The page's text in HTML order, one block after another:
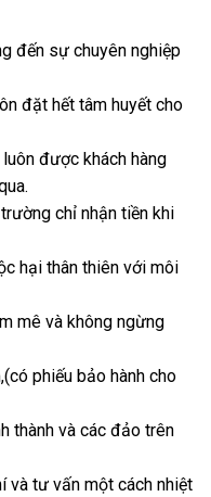
đến sự chuyên nghiệp
đặt hết tâm huyết cho
được khách hàng
chỉ nhận tiền khi
hại thân thiên với môi
mê và không ngừng
phiếu bảo hành cho
thành và các đảo trên
và tư vấn một cách nhiệt